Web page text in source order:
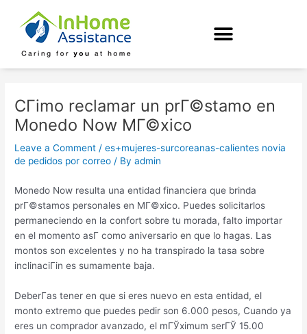
content
CГіmo reclamar un prГ©stamo en
Monedo Now MГ©xico
Leave a Comment /es+mujeres-surcoreanas-calientes novia
de pedidos por correo / Byadmin
Monedo Now resulta una entidad financiera que brinda
prГ©stamos personales en MГ©xico. Puedes solicitarlos
permaneciendo en la confort sobre tu morada, falto importar
en el momento asГ­ como aniversario en que lo hagas. Las
montos son excelentes y no ha transpirado la tasa sobre
inclinaciГіn es sumamente baja.
DeberГ­as tener en que si eres nuevo en esta entidad, el
monto extremo que puedes pedir son 6.000 pesos, Cuando ya
eres un comprador avanzado, el mГЎximum serГЎ 15.00
navigation